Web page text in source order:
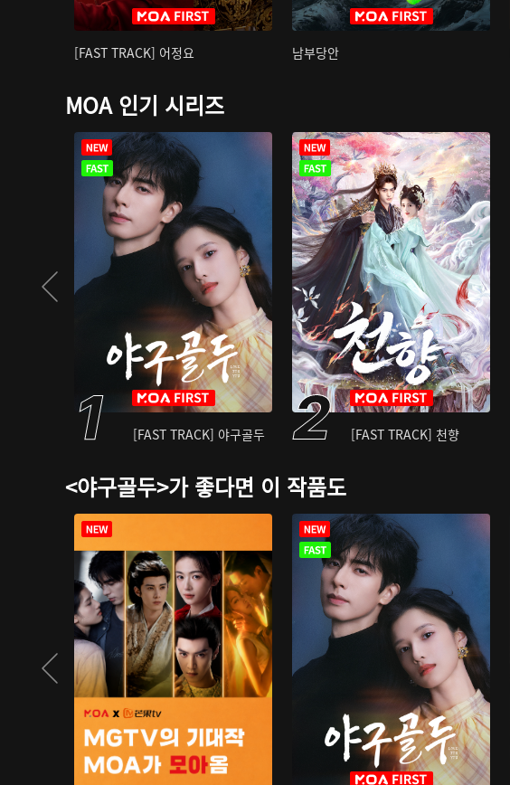
[FAST TRACK] 어정요 남부당안
MOA 인기 시리즈
[FAST TRACK] 야구골두 [FAST TRACK] 천향
<야구골두>가 좋다면 이 작품도